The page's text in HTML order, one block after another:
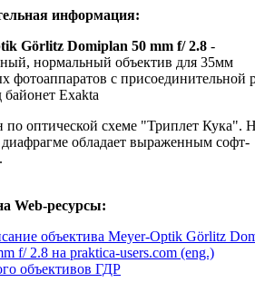
информация:
Görlitz Domiplan 50 mm f/ 2.8 -
нормальный объектив для 35мм
фотоаппаратов с присоединительной
Exakta
оптической схеме "Триплет Кука".
обладает выраженным софт-
Web-ресурсы:
объектива Meyer-Optik Görlitz
f/ 2.8 на praktica-users.com (eng.)
объективов ГДР